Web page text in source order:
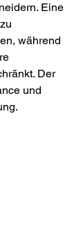
Eine
während
Der
und